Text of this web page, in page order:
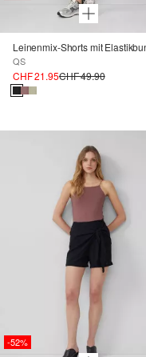
Leinenmix-Shorts mit
QS
CHF 21.95CHF 49.90
-52%